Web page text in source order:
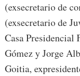
(exsecretario de
(exsecretario de
Casa Presidencial
Gómez y Jorge
Goitia,